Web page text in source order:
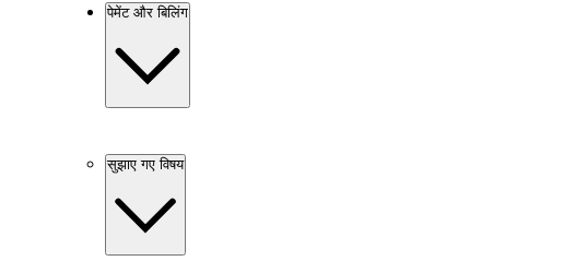
पेमेंट और बिलिंग
सुझाए गए विषय